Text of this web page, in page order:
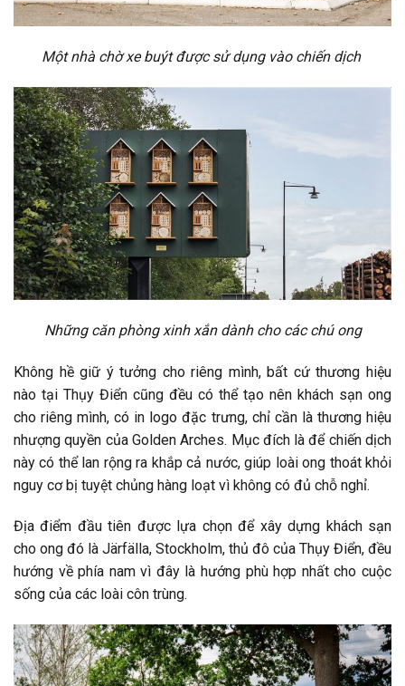
Một nhà chờ xe buýt được sử dụng vào chiến dịch
Những căn phòng xinh xắn dành cho các chú ong
Không hề giữ ý tưởng cho riêng mình, bất cứ thương hiệu
nào tại Thụy Điển cũng đều có thể tạo nên khách sạn ong
cho riêng mình, có in logo đặc trưng, chỉ cần là thương hiệu
nhượng quyền của Golden Arches. Mục đích là để chiến dịch
này có thể lan rộng ra khắp cả nước, giúp loài ong thoát khỏi
nguy cơ bị tuyệt chủng hàng loạt vì không có đủ chỗ nghỉ.
Địa điểm đầu tiên được lựa chọn để xây dựng khách sạn
cho ong đó là Järfälla, Stockholm, thủ đô của Thụy Điển, đều
hướng về phía nam vì đây là hướng phù hợp nhất cho cuộc
sống của các loài côn trùng.